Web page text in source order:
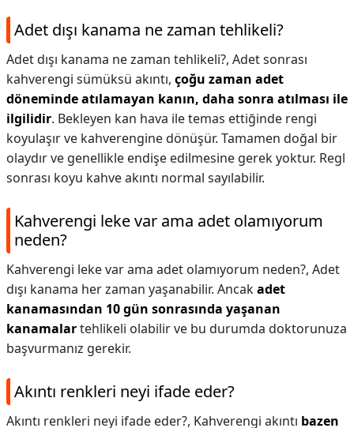
Adet dışı kanama ne zaman tehlikeli?
Adet dışı kanama ne zaman tehlikeli?, Adet sonrası
kahverengi sümüksü akıntı, çoğu zaman adet
döneminde atılamayan kanın, daha sonra atılması ile
ilgilidir. Bekleyen kan hava ile temas ettiğinde rengi
koyulaşır ve kahverengine dönüşür. Tamamen doğal bir
olaydır ve genellikle endişe edilmesine gerek yoktur. Regl
sonrası koyu kahve akıntı normal sayılabilir.
Kahverengi leke var ama adet olamıyorum
neden?
Kahverengi leke var ama adet olamıyorum neden?, Adet
dışı kanama her zaman yaşanabilir. Ancakadet
kanamasından 10 gün sonrasında yaşanan
kanamalartehlikeli olabilir ve bu durumda doktorunuza
başvurmanız gerekir.
Akıntı renkleri neyi ifade eder?
Akıntı renkleri neyi ifade eder?, Kahverengi akıntı bazen